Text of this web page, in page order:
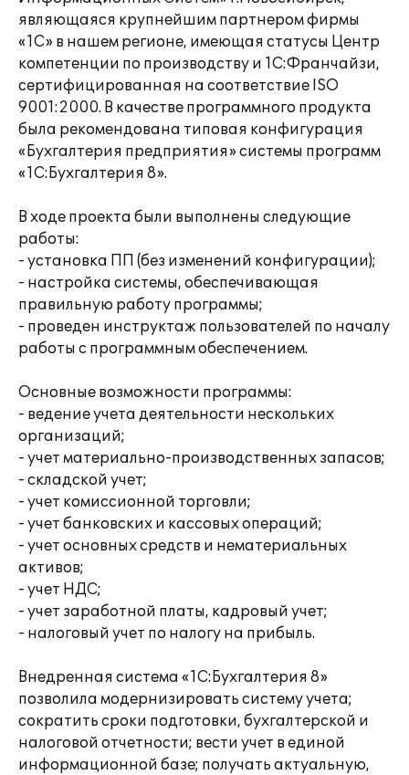
являющаяся крупнейшим партнером фирмы
«1С» в нашем регионе, имеющая статусы Центр
компетенции по производству и 1С:Франчайзи,
сертифицированная на соответствие ISO
9001:2000. В качестве программного продукта
была рекомендована типовая конфигурация
«Бухгалтерия предприятия» системы программ
«1С:Бухгалтерия 8».
В ходе проекта были выполнены следующие
работы:
- установка ПП (без изменений конфигурации);
- настройка системы, обеспечивающая
правильную работу программы;
- проведен инструктаж пользователей по началу
работы с программным обеспечением.
Основные возможности программы:
- ведение учета деятельности нескольких
организаций;
- учет материально-производственных запасов;
- складской учет;
- учет комиссионной торговли;
- учет банковских и кассовых операций;
- учет основных средств и нематериальных
активов;
- учет НДС;
- учет заработной платы, кадровый учет;
- налоговый учет по налогу на прибыль.
Внедренная система «1С:Бухгалтерия 8»
позволила модернизировать систему учета;
сократить сроки подготовки, бухгалтерской и
налоговой отчетности; вести учет в единой
информационной базе; получать актуальную,